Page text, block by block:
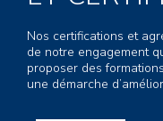
Nos certifications et
de notre engagement
proposer des
une démarche